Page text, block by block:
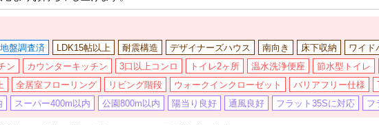
地盤調査済 LDK15帖以上 耐震構造 デザイナーズハウス 南向き 床下収納 ワイド
ン カウンターキッチン 3口以上コンロ トイレ2ヶ所 温水洗浄便座 節水型トイレ
全居室フローリング リビング階段 ウォークインクローゼット バリアフリー仕様
スーパー400m以内 公園800m以内 陽当り良好 通風良好 フラット35Sに対応 フ